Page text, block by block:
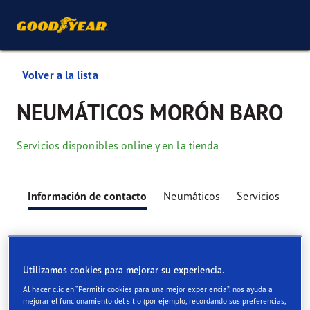
Volver a la lista
NEUMÁTICOS MORÓN BARO
Servicios disponibles online y en la tienda
Información de contacto Neumáticos Servicios
Find your tyres
Utilizamos cookies para mejorar su experiencia.
Al hacer clic en “Permitir cookies para una mejor experiencia”, nos ayuda a
mejorar el funcionamiento del sitio (por ejemplo, recordando sus preferencias,